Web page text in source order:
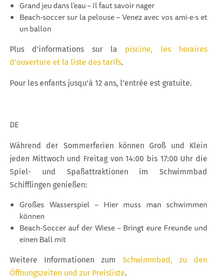
Grand jeu dans l’eau – Il faut savoir nager
Beach‑soccer sur la pelouse – Venez avec vos ami·e·s et
un ballon
Plus d’informations sur la piscine, les horaires
d’ouverture et la liste des tarifs.
Pour les enfants jusqu’à 12 ans, l’entrée est gratuite.
DE
Während der Sommerferien können Groß und Klein
jeden Mittwoch und Freitag von 14:00 bis 17:00 Uhr die
Spiel- und Spaßattraktionen im Schwimmbad
Schifflingen genießen:
Großes Wasserspiel – Hier muss man schwimmen
können
Beach‑Soccer auf der Wiese – Bringt eure Freunde und
einen Ball mit
Weitere Informationen zum Schwimmbad, zu den
Öffnungszeiten und zur Preisliste.